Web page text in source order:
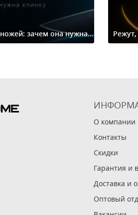
зачем она нужна...
О компании
Контакты
Скидки
Гарантия и
Доставка и
Оптовый